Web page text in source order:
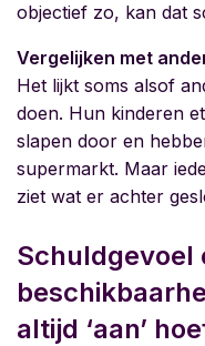
objectief zo, kan dat
Vergelijken met
Het lijkt soms alsof
doen. Hun kinderen
slapen door en
supermarkt. Maar
ziet wat er achter
Schuldgevoel
altijd ‘aan’